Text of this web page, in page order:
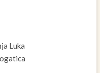
Luka